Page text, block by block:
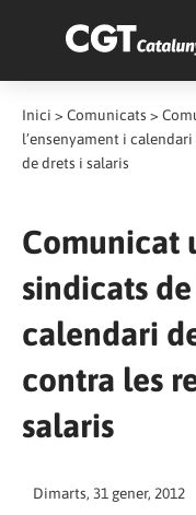
Inici > Comunicats >
l’ensenyament i
de drets i salaris
Comunicat
sindicats
calendari
contra les
salaris
Dimarts, 31 gener, 2012